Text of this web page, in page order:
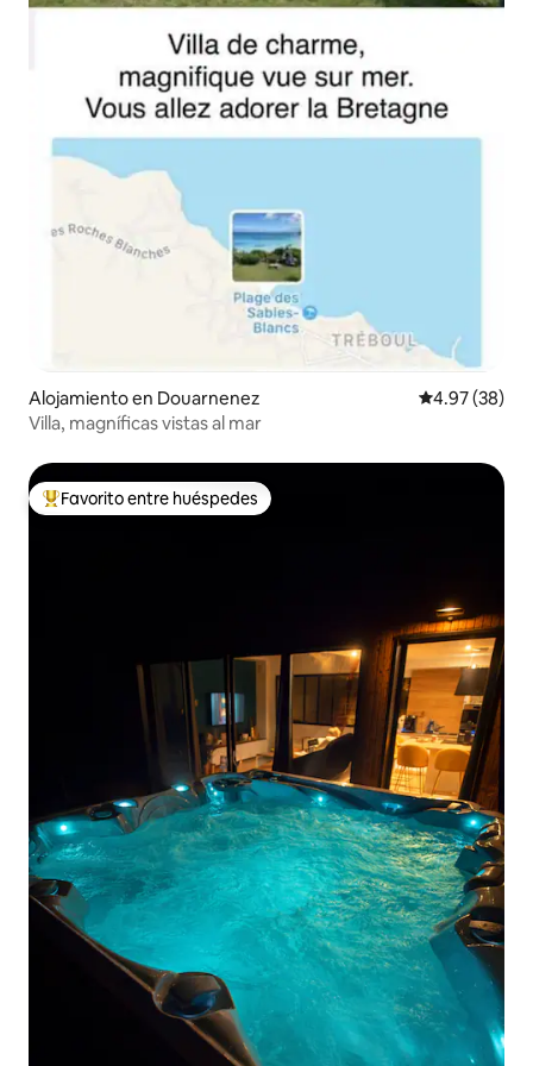
Alojamiento en Douarnenez Calificación
4.97 (38)
Villa, magníficas vistas al mar
Favorito entre huéspedes preferido
Favorito entre huéspedes